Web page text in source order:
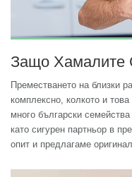
Защо Хамалите
Преместването на близки
комплексно, колкото и
много български
като сигурен партньор в
опит и предлагаме